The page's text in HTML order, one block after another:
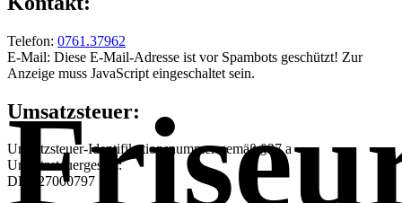
Telefon: 0761.37962
E-Mail: Diese E-Mail-Adresse ist vor Spambots geschützt! Zur
Anzeige muss JavaScript eingeschaltet sein.
Umsatzsteuer:
Umsatzsteuer-Identifikationsnummer gemäß §27 a
Umsatzsteuergesetz:
DE 327000797